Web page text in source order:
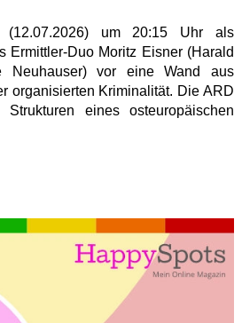
(12.07.2026) um 20:15 Uhr als
Duo Moritz Eisner (Harald
Neuhauser) vor eine Wand aus
organisierten Kriminalität. Die ARD
eines osteuropäischen